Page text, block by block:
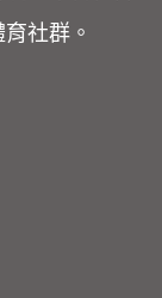
社群。